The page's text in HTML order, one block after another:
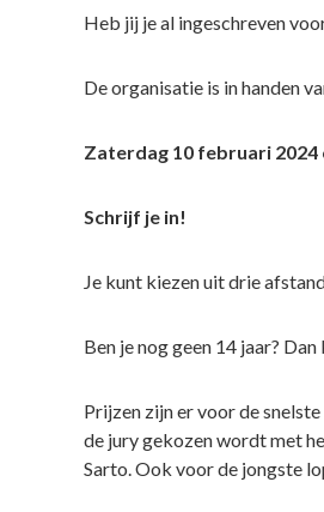
Heb jij je al ingeschreven
De organisatie is in handen
Zaterdag 10 februari 2024
Schrijf je in!
Je kunt kiezen uit drie
Ben je nog geen 14 jaar?
Prijzen zijn er voor de
de jury gekozen wordt met
Sarto. Ook voor de jongste